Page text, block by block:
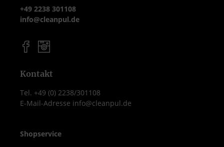
+49 2238 301108
info@cleanpul.de
Kontakt
Tel. +49 (0) 2238/301108
E-Mail-Adresse info@cleanpul.de
Shopservice